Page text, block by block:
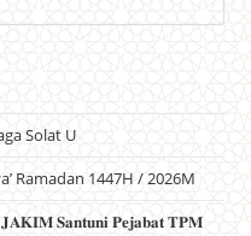
Solat U
Ramadan 1447H / 2026M
𝐒𝐚𝐧𝐭𝐮𝐧𝐢 𝐏𝐞𝐣𝐚𝐛𝐚𝐭 𝐓𝐏𝐌